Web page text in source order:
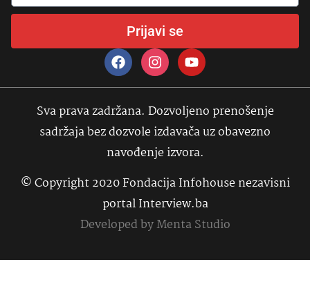
Prijavi se
Sva prava zadržana. Dozvoljeno prenošenje
sadržaja bez dozvole izdavača uz obavezno
navođenje izvora.
© Copyright 2020 Fondacija Infohouse nezavisni
portal Interview.ba
Developed byMenta Studio